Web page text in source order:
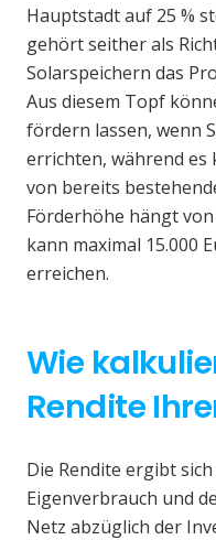
Hauptstadt auf 25 %
gehört seither als
Solarspeichern das
Aus diesem Topf
fördern lassen, wenn
errichten, während es
von bereits
Förderhöhe hängt
kann maximal 15.000
erreichen.
Wie
Rendite
Die Rendite ergibt
Eigenverbrauch und
Netz abzüglich der